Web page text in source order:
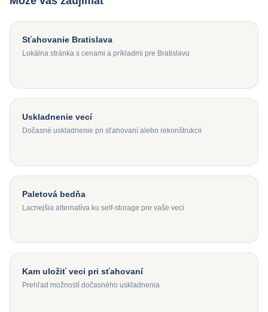
Sťahovanie Bratislava
Lokálna stránka s cenami a príkladmi pre Bratislavu
Uskladnenie vecí
Dočasné uskladnenie pri sťahovaní alebo rekonštrukcii
Paletová bedňa
Lacnejšia alternatíva ku self-storage pre vaše veci
Kam uložiť veci pri sťahovaní
Prehľad možností dočasného uskladnenia